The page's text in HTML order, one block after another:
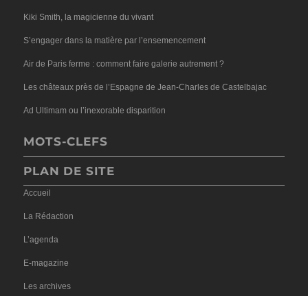
Kiki Smith, la magicienne du vivant
S’engager dans la matière par l’ensemencement
Air de Paris ferme : comment faire galerie autrement ?
Les châteaux près de l’Espagne de Jean-Charles de Castelbajac
Ad Ultimam ou l’inexorable disparition
MOTS-CLEFS
PLAN DE SITE
Accueil
La Rédaction
L’agenda
E-magazine
Les archives